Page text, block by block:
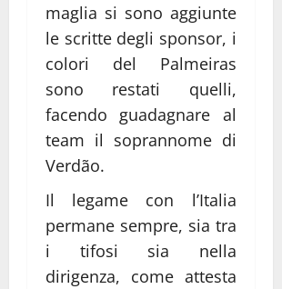
maglia si sono aggiunte
le scritte degli sponsor, i
colori del Palmeiras
sono restati quelli,
facendo guadagnare al
team il soprannome di
Verdão.
Il legame con l’Italia
permane sempre, sia tra
i tifosi sia nella
dirigenza, come attesta